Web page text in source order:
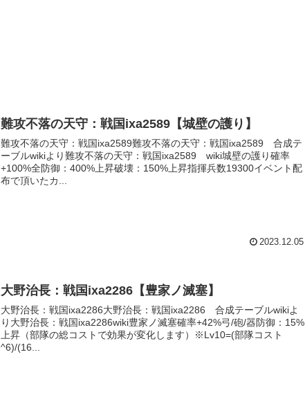
難攻不落の天守：戦国ixa2589【城壁の護り】
難攻不落の天守：戦国ixa2589難攻不落の天守：戦国ixa2589 合成テ
ーブルwikiより難攻不落の天守：戦国ixa2589 wiki城壁の護り確率
+100%全防御：400%上昇破壊：150%上昇指揮兵数19300イベント配
布で頂いたカ...
2023.12.05
大野治長：戦国ixa2286【豊家ノ滅塞】
大野治長：戦国ixa2286大野治長：戦国ixa2286 合成テーブルwikiよ
り大野治長：戦国ixa2286wiki豊家ノ滅塞確率+42%弓/砲/器防御：15%
上昇（部隊の総コストで効果が変化します）※Lv10=(部隊コスト
^6)/(16...